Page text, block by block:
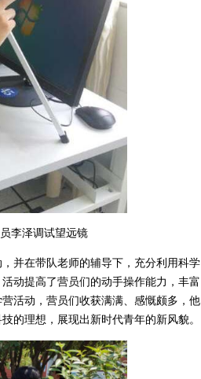
李泽调试望远镜
并在带队老师的辅导下，充分利用科学
动提高了营员们的动手操作能力，丰富
活动，营员们收获满满、感慨颇多，他
的理想，展现出新时代青年的新风貌。